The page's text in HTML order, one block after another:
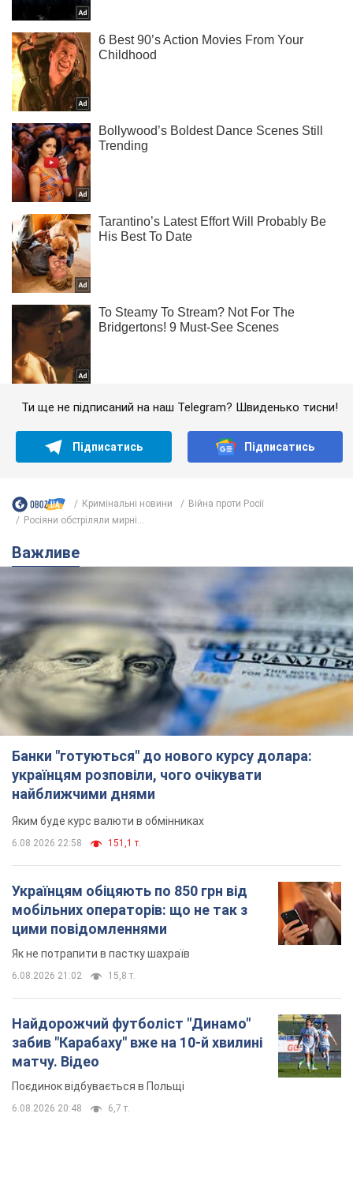
Ти ще не підписаний на наш Telegram? Швиденько тисни!
Підписатись Підписатись
Кримінальні новини
Війна проти Росії
Росіяни обстріляли мирні...
Важливе
Банки "готуються" до нового курсу долара:
українцям розповіли, чого очікувати
найближчими днями
Яким буде курс валюти в обмінниках
6.08.2026 22:58 151,1 т.
Українцям обіцяють по 850 грн від
мобільних операторів: що не так з
цими повідомленнями
Як не потрапити в пастку шахраїв
6.08.2026 21:02 15,8 т.
Найдорожчий футболіст "Динамо"
забив "Карабаху" вже на 10-й хвилині
матчу. Відео
Поєдинок відбувається в Польщі
6.08.2026 20:48 6,7 т.